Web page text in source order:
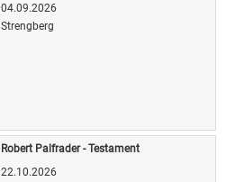
04.09.2026
Strengberg
Robert Palfrader - Testament
22.10.2026